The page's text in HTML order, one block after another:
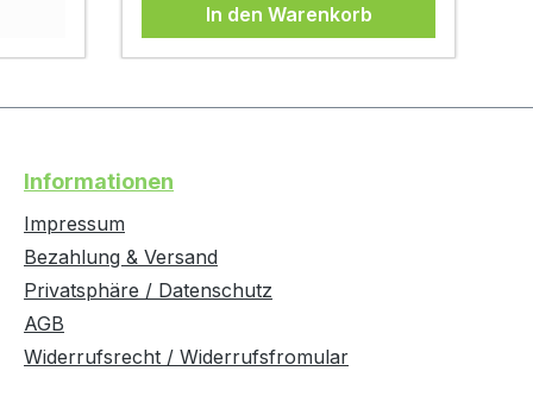
In den Warenkorb
Informationen
Impressum
Bezahlung & Versand
Privatsphäre / Datenschutz
AGB
Widerrufsrecht / Widerrufsfromular